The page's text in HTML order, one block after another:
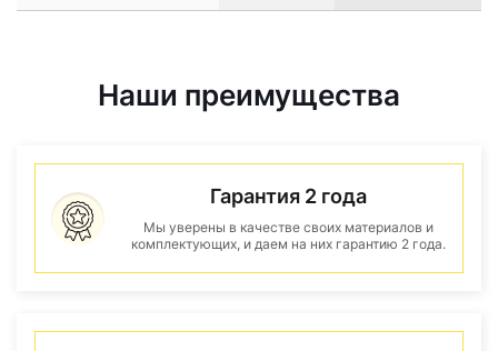
Наши преимущества
Гарантия 2 года
Мы уверены в качестве своих материалов и
комплектующих, и даем на них гарантию 2 года.